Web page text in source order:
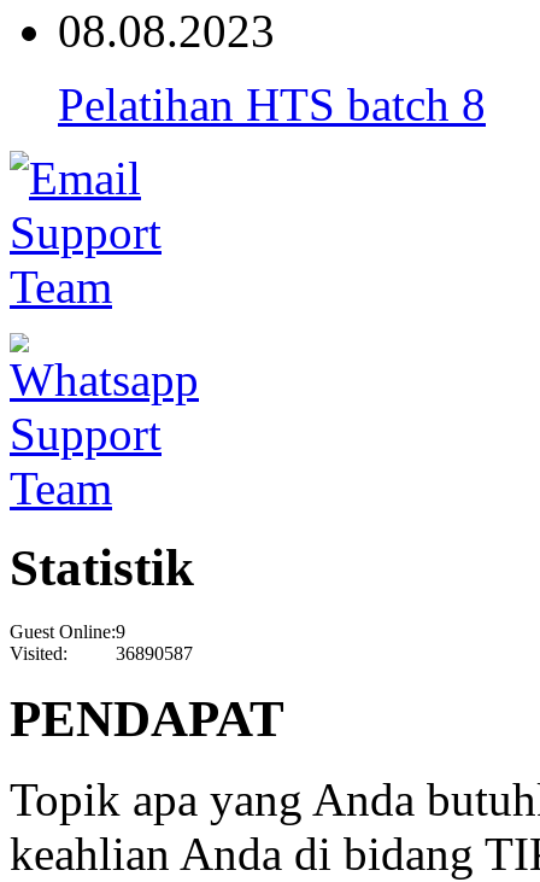
08.08.2023
Pelatihan HTS batch 8
Statistik
Guest Online:9
Visited:
36890587
PENDAPAT
Topik apa yang Anda
keahlian Anda di bidang